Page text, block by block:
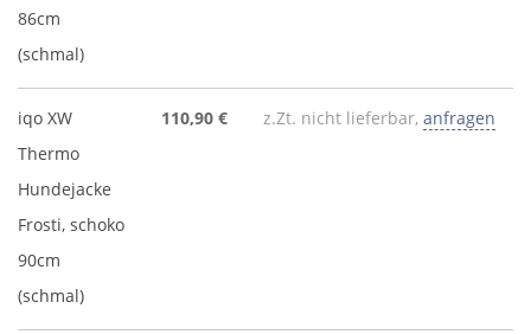
86cm
(schmal)
iqo XW
Thermo
Hundejacke
Frosti, schoko
90cm
(schmal)
110,90 € z.Zt. nicht lieferbar, anfragen